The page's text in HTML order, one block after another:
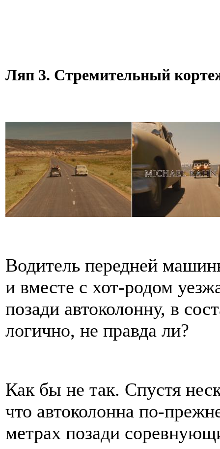
Ляп 3. Стремительный
Водитель передней
и вместе с хот-родом
позади автоколонну, в
логично, не правда ли?
Как бы не так. Спустя
что автоколонна по-
метрах позади